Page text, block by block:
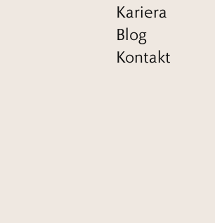
Kariera
Blog
Kontakt